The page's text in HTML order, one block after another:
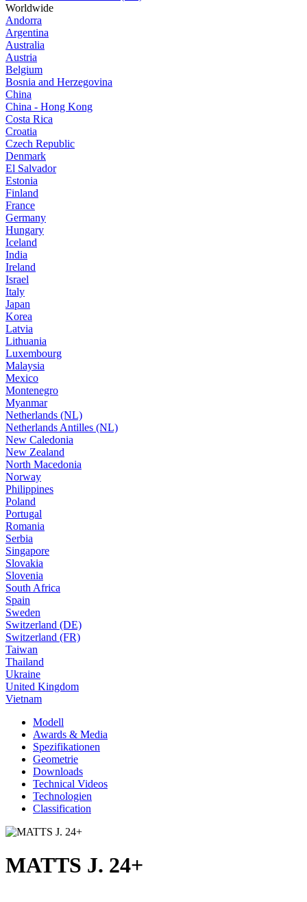
Worldwide
Andorra
Argentina
Australia
Austria
Belgium
Bosnia and Herzegovina
China
China - Hong Kong
Costa Rica
Croatia
Czech Republic
Denmark
El Salvador
Estonia
Finland
France
Germany
Hungary
Iceland
India
Ireland
Israel
Italy
Japan
Korea
Latvia
Lithuania
Luxembourg
Malaysia
Mexico
Montenegro
Myanmar
Netherlands (NL)
Netherlands Antilles (NL)
New Caledonia
New Zealand
North Macedonia
Norway
Philippines
Poland
Portugal
Romania
Serbia
Singapore
Slovakia
Slovenia
South Africa
Spain
Sweden
Switzerland (DE)
Switzerland (FR)
Taiwan
Thailand
Ukraine
United Kingdom
Vietnam
Modell
Awards & Media
Spezifikationen
Geometrie
Downloads
Technical Videos
Technologien
Classification
MATTS J. 24+